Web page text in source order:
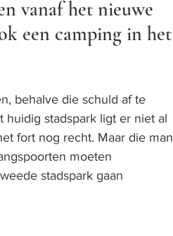
vanaf het nieuwe
een camping in het
behalve die schuld af te
stadspark ligt er niet al
fort nog recht. Maar die man
moeten
stadspark gaan